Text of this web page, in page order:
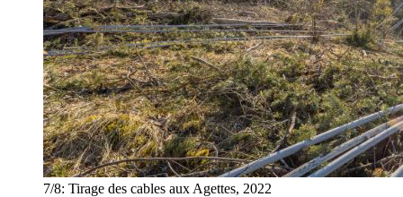
7/8: Tirage des cables aux Agettes, 2022